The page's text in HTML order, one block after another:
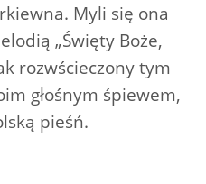
Myli się ona
„Święty Boże,
rozwścieczony tym
głośnym śpiewem,
pieśń.